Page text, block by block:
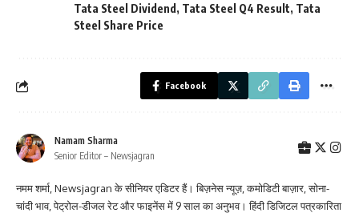
Tata Steel Dividend , Tata Steel Q4 Result, Tata
Steel Share Price
Facebook
Namam Sharma
Senior Editor – Newsjagran
नमम शर्मा, Newsjagran के सीनियर एडिटर हैं। बिज़नेस न्यूज़, कमोडिटी बाज़ार, सोना-
चांदी भाव, पेट्रोल-डीजल रेट और फाइनेंस में 9 साल का अनुभव। हिंदी डिजिटल पत्रकारिता